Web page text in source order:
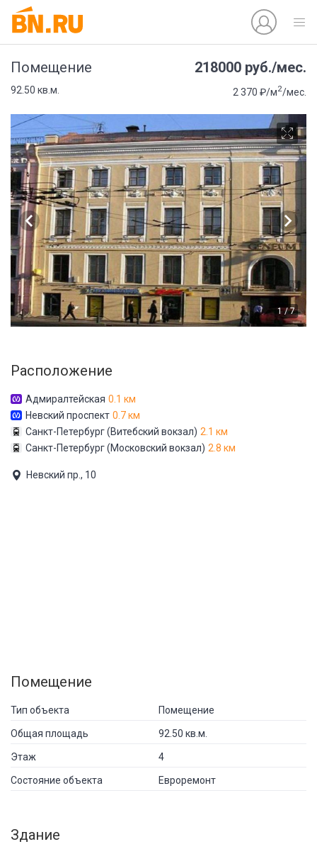
Помещение 218000 руб./мес.
92.50 кв.м. 2 370 ₽/м2/мес.
1 / 7
Расположение
Адмиралтейская 0.1 км
Невский проспект 0.7 км
Санкт-Петербург (Витебский вокзал) 2.1 км
Санкт-Петербург (Московский вокзал) 2.8 км
Невский пр., 10
Помещение
Тип объекта Помещение
Общая площадь 92.50 кв.м.
Этаж 4
Состояние объекта Евроремонт
Здание